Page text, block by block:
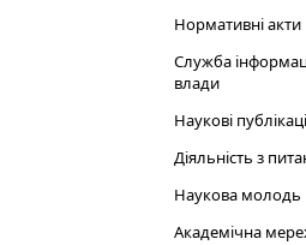
Нормативні
Служба
влади
Наукові
Діяльність з
Наукова молодь
Академічна